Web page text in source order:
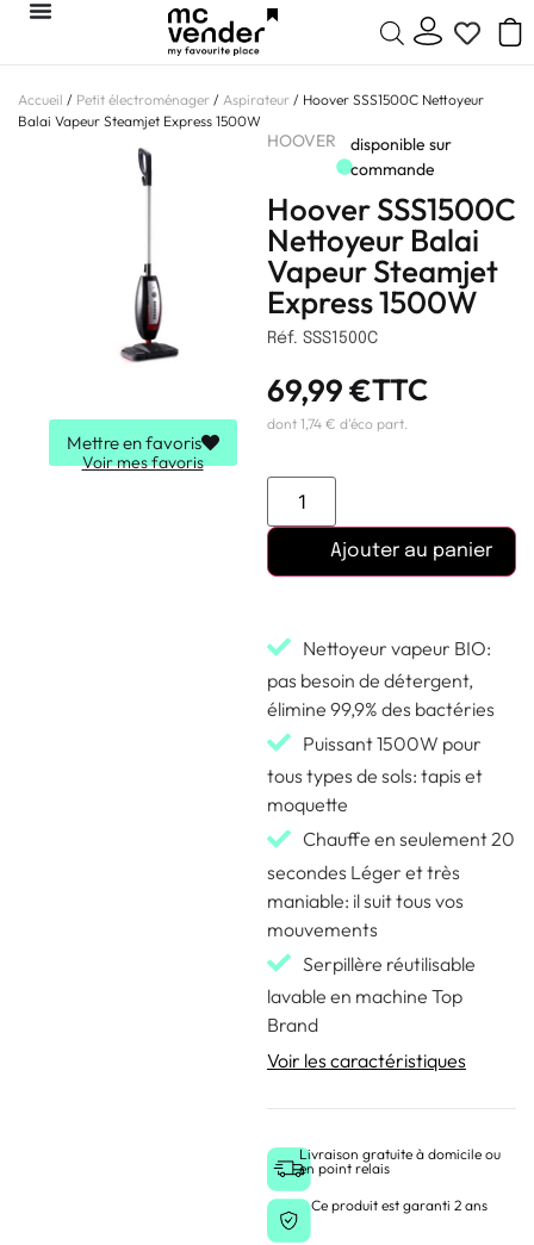
Accueil / Petit électroménager / Aspirateur / Hoover SSS1500C Nettoyeur
Balai Vapeur Steamjet Express 1500W
Mettre en favoris
Voir mes favoris
HOOVER
disponible sur
commande
Hoover SSS1500C
Nettoyeur Balai
Vapeur Steamjet
Express 1500W
Réf. SSS1500C
69,99€TTC
dont 1,74 € d'éco part.
Ajouter au panier
Nettoyeur vapeur BIO:
pas besoin de détergent,
élimine 99,9% des bactéries
Puissant 1500W pour
tous types de sols: tapis et
moquette
Chauffe en seulement 20
secondes Léger et très
maniable: il suit tous vos
mouvements
Serpillère réutilisable
lavable en machine Top
Brand
Voir les caractéristiques
Livraison gratuite à domicile ou
en point relais
Ce produit est garanti 2 ans